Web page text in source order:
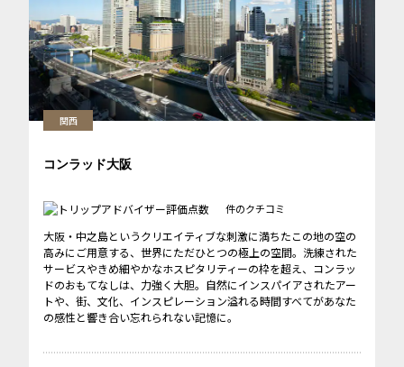
関西
コンラッド大阪
件のクチコミ
大阪・中之島というクリエイティブな刺激に満ちたこの地の空の
高みにご用意する、世界にただひとつの極上の空間。洗練された
サービスやきめ細やかなホスピタリティーの枠を超え、コンラッ
ドのおもてなしは、力強く大胆。自然にインスパイアされたアー
トや、街、文化、インスピレーション溢れる時間すべてがあなた
の感性と響き合い忘れられない記憶に。